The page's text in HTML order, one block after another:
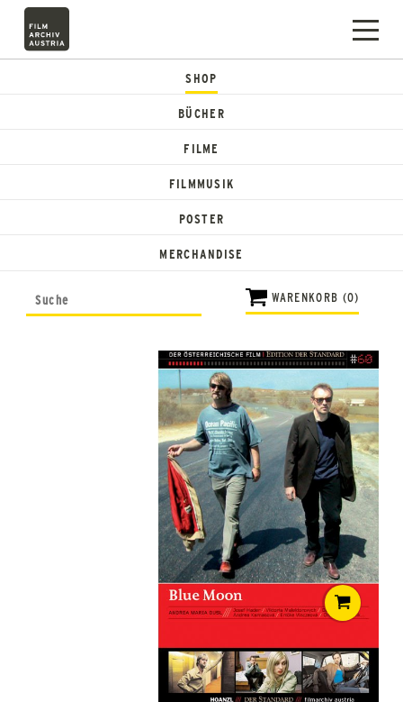
SHOP
BÜCHER
FILME
FILMMUSIK
POSTER
MERCHANDISE
WARENKORB (0)